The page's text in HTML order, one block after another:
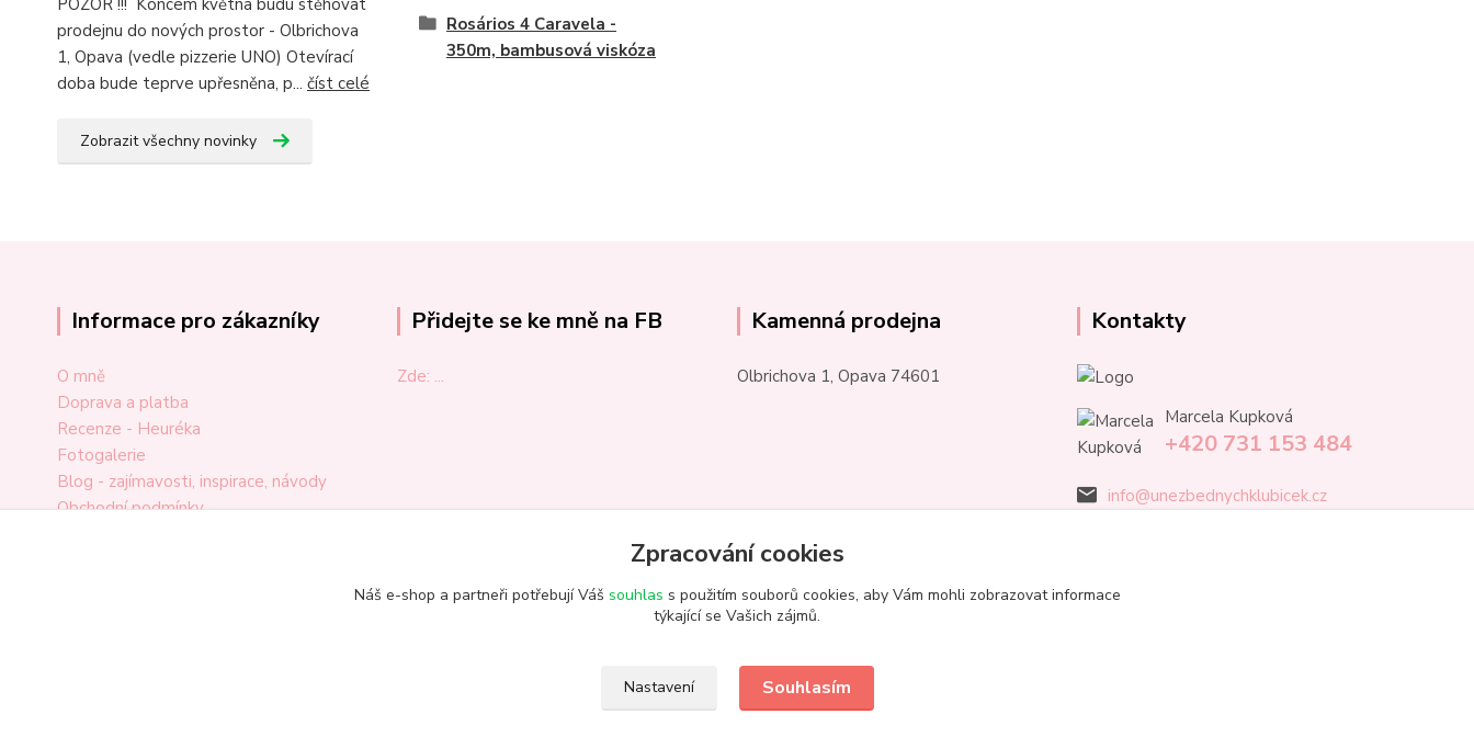
POZOR !!! Koncem května budu stěhovat
prodejnu do nových prostor - Olbrichova
1, Opava (vedle pizzerie UNO) Otevírací
doba bude teprve upřesněna, p... číst celé
Zobrazit všechny novinky
Rosários 4 Caravela -
350m, bambusová viskóza
Informace pro zákazníky
O mně
Doprava a platba
Recenze - Heuréka
Fotogalerie
Blog - zajímavosti, inspirace, návody
Obchodní podmínky
Přidejte se ke mně na FB
Zde: ...
Kamenná prodejna
Olbrichova 1, Opava 74601
Kontakty
Marcela Kupková
+420 731 153 484
info@unezbednychklubicek.cz
Zpracování cookies
Náš e-shop a partneři potřebují Váš souhlas s použitím souborů cookies, aby Vám mohli zobrazovat informace
týkající se Vašich zájmů.
Nastavení Souhlasím